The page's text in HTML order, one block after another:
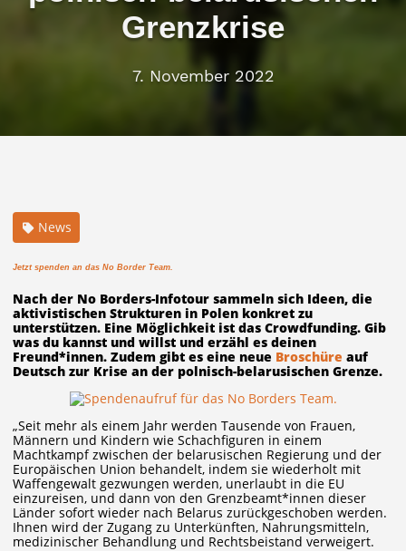
Grenzkrise
7. November 2022
News
Jetzt spenden an das No Border Team.
Nach der No Borders-Infotour sammeln sich Ideen, die
aktivistischen Strukturen in Polen konkret zu
unterstützen. Eine Möglichkeit ist das Crowdfunding. Gib
was du kannst und willst und erzähl es deinen
Freund*innen. Zudem gibt es eine neue Broschüre auf
Deutsch zur Krise an der polnisch-belarusischen Grenze.
„Seit mehr als einem Jahr werden Tausende von Frauen,
Männern und Kindern wie Schachfiguren in einem
Machtkampf zwischen der belarusischen Regierung und der
Europäischen Union behandelt, indem sie wiederholt mit
Waffengewalt gezwungen werden, unerlaubt in die EU
einzureisen, und dann von den Grenzbeamt*innen dieser
Länder sofort wieder nach Belarus zurückgeschoben werden.
Ihnen wird der Zugang zu Unterkünften, Nahrungsmitteln,
medizinischer Behandlung und Rechtsbeistand verweigert.